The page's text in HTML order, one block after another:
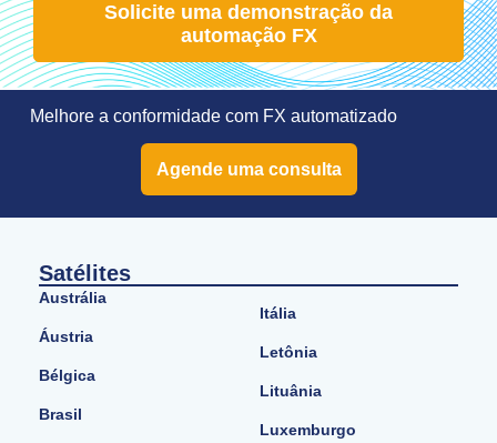
Solicite uma demonstração da
automação FX
Melhore a conformidade com FX automatizado
Agende uma consulta
Satélites
Austrália
Áustria
Bélgica
Brasil
Itália
Letônia
Lituânia
Luxemburgo